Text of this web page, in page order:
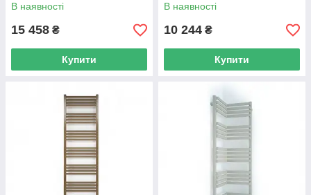
В наявності
15 458 ₴
Купити
В наявності
10 244 ₴
Купити